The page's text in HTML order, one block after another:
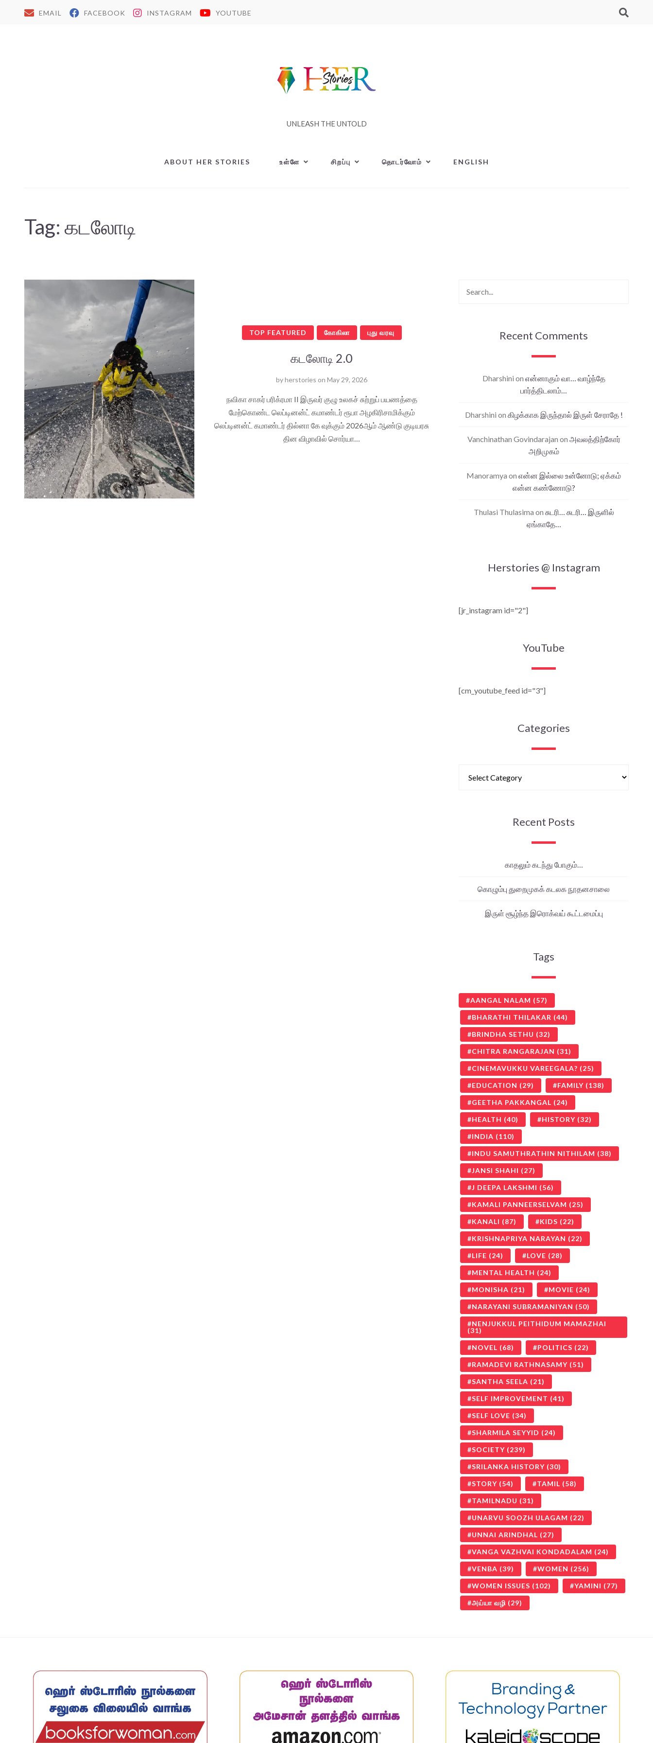
EMAIL FACEBOOK INSTAGRAM YOUTUBE
UNLEASH THE UNTOLD
ABOUT HER STORIES உள்ளே சிறப்பு தொடர்வோம் ENGLISH
Tag: கடலோடி
TOP FEATURED கோகிலா புது வரவு
கடலோடி 2.0
byherstories on May 29, 2026
நவிகா சாகர் பரிக்ரமா II இருவர் குழு உலகச் சுற்றுப் பயணத்தை
மேற்கொண்ட லெப்டினன்ட் கமாண்டர் ரூபா அழகிரிசாமிக்கும்
லெப்டினன்ட் கமாண்டர் தில்னா கே வுக்கும் 2026ஆம் ஆண்டு குடியரசு
தின விழாவில் சொர்யா…
Recent Comments
Dharshini on என்னாகும் வா… வாழ்ந்தே
பார்த்திடலாம்…
Dharshini on கிழக்காக இருந்தால் இருள் சேராதே !
Vanchinathan Govindarajan on அவலத்திற்கோர்
அறிமுகம்
Manoramya on என்ன இல்லை உன்னோடு; ஏக்கம்
என்ன கண்ணோடு?
Thulasi Thulasima on சுடரி… சுடரி… இருளில்
ஏங்காதே…
Herstories @ Instagram
[jr_instagram id="2"]
YouTube
[cm_youtube_feed id="3"]
Categories
Recent Posts
காதலும் கடந்து போகும்…
கொழும்பு துறைமுகக் கடலக நூதனசாலை
இருள் சூழ்ந்த இரொக்வய் கூட்டமைப்பு
Tags
AANGAL NALAM (57)
BHARATHI THILAKAR (44)
BRINDHA SETHU (32)
CHITRA RANGARAJAN (31)
CINEMAVUKKU VAREEGALA? (25)
EDUCATION (29) FAMILY (138)
GEETHA PAKKANGAL (24)
HEALTH (40) HISTORY (32)
INDIA (110)
INDU SAMUTHRATHIN NITHILAM (38)
JANSI SHAHI (27)
J DEEPA LAKSHMI (56)
KAMALI PANNEERSELVAM (25)
KANALI (87) KIDS (22)
KRISHNAPRIYA NARAYAN (22)
LIFE (24) LOVE (28)
MENTAL HEALTH (24)
MONISHA (21) MOVIE (24)
NARAYANI SUBRAMANIYAN (50)
NENJUKKUL PEITHIDUM MAMAZHAI
(31)
NOVEL (68) POLITICS (22)
RAMADEVI RATHNASAMY (51)
SANTHA SEELA (21)
SELF IMPROVEMENT (41)
SELF LOVE (34)
SHARMILA SEYYID (24)
SOCIETY (239)
SRILANKA HISTORY (30)
STORY (54) TAMIL (58)
TAMILNADU (31)
UNARVU SOOZH ULAGAM (22)
UNNAI ARINDHAL (27)
VANGA VAZHVAI KONDADALAM (24)
VENBA (39) WOMEN (256)
WOMEN ISSUES (102) YAMINI (77)
அய்யா வழி (29)